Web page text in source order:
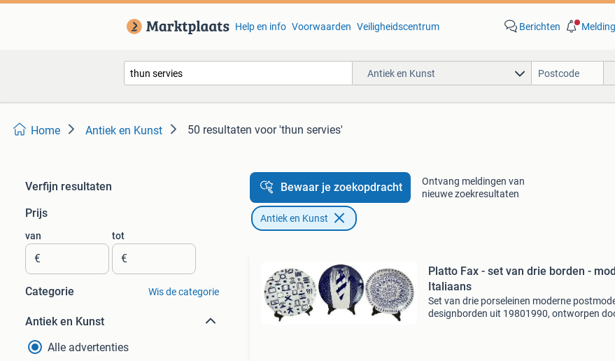
Help en info Voorwaarden Veiligheidscentrum Berichten
Antiek en Kunst
Home Antiek en Kunst 50 resultaten voor 'thun servies'
Verfijn resultaten
Prijs
van
€
tot
€
Categorie Wis de categorie
Antiek en Kunst
Alle advertenties
Bewaar je zoekopdracht
Ontvang meldingen van
nieuwe zoekresultaten
Antiek en Kunst
Platto Fax - set van drie borden -
Italiaans
Set van drie porseleinen moderne
designborden uit 19801990, ontworpen